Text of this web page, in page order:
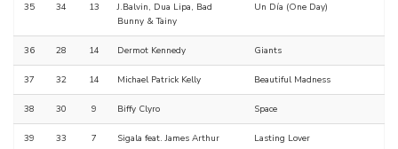
35 34 13
J.Balvin, Dua Lipa, Bad
Bunny & Tainy
Un Día (One Day)
36 28 14 Dermot Kennedy Giants
37 32 14 Michael Patrick Kelly Beautiful Madness
38 30 9 Biffy Clyro Space
39 33 7 Sigala feat. James Arthur Lasting Lover